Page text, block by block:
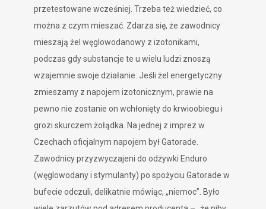
przetestowane wcześniej. Trzeba też wiedzieć, co
można z czym mieszać. Zdarza się, że zawodnicy
mieszają żel węglowodanowy z izotonikami,
podczas gdy substancje te u wielu ludzi znoszą
wzajemnie swoje działanie. Jeśli żel energetyczny
zmieszamy z napojem izotonicznym, prawie na
pewno nie zostanie on wchłonięty do krwioobiegu i
grozi skurczem żołądka. Na jednej z imprez w
Czechach oficjalnym napojem był Gatorade.
Zawodnicy przyzwyczajeni do odżywki Enduro
(węglowodany i stymulanty) po spożyciu Gatorade w
bufecie odczuli, delikatnie mówiąc, „niemoc”. Było